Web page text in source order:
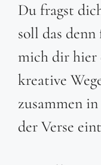
Du fragst
soll das
mich dir hier
kreative
zusammen
der Verse